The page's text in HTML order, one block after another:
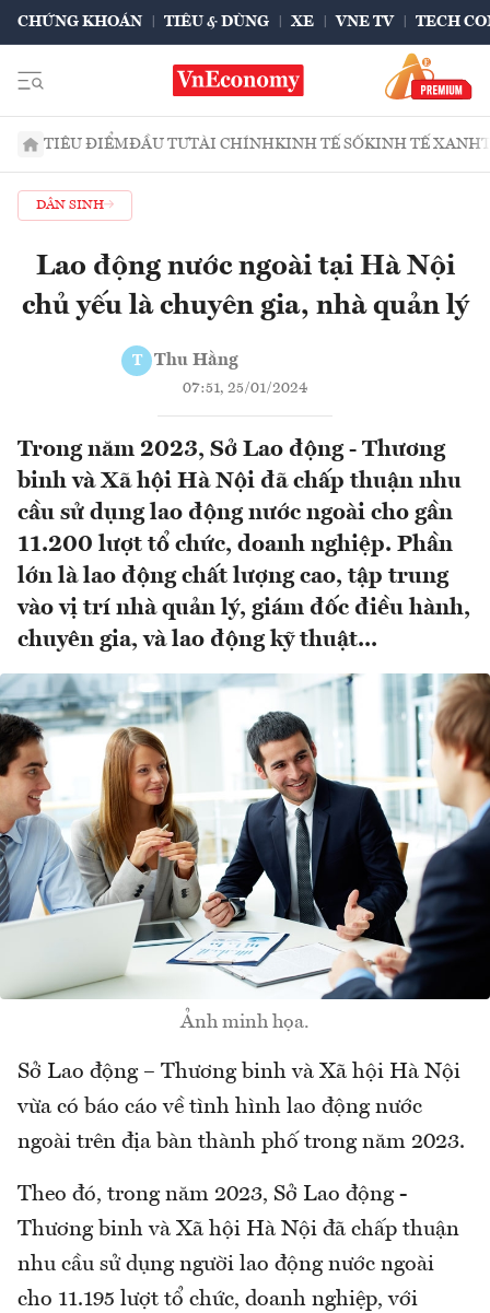
CHỨNG KHOÁN TIÊU & DÙNG XE VNE TV TECH
TIÊU ĐIỂMĐẦU TƯTÀI CHÍNHKINH TẾ SỐKINH TẾ XANH
DÂN SINH
Lao động nước ngoài tại Hà Nội
chủ yếu là chuyên gia, nhà quản lý
T Thu Hằng
07:51, 25/01/2024
Trong năm 2023, Sở Lao động - Thương
binh và Xã hội Hà Nội đã chấp thuận nhu
cầu sử dụng lao động nước ngoài cho gần
11.200 lượt tổ chức, doanh nghiệp. Phần
lớn là lao động chất lượng cao, tập trung
vào vị trí nhà quản lý, giám đốc điều hành,
chuyên gia, và lao động kỹ thuật...
Ảnh minh họa.
Sở Lao động – Thương binh và Xã hội Hà Nội
vừa có báo cáo về tình hình lao động nước
ngoài trên địa bàn thành phố trong năm 2023.
Theo đó, trong năm 2023, Sở Lao động -
Thương binh và Xã hội Hà Nội đã chấp thuận
nhu cầu sử dụng người lao động nước ngoài
cho 11.195 lượt tổ chức, doanh nghiệp, với